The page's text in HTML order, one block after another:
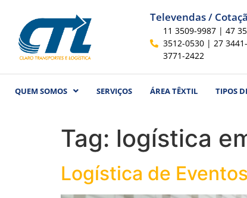
Televendas /
11 3509-9987 | 47
3512-0530 | 27
3771-2422
QUEM SOMOS SERVIÇOS ÁREA TÊXTIL TIPOS
Tag: logística
Logística de